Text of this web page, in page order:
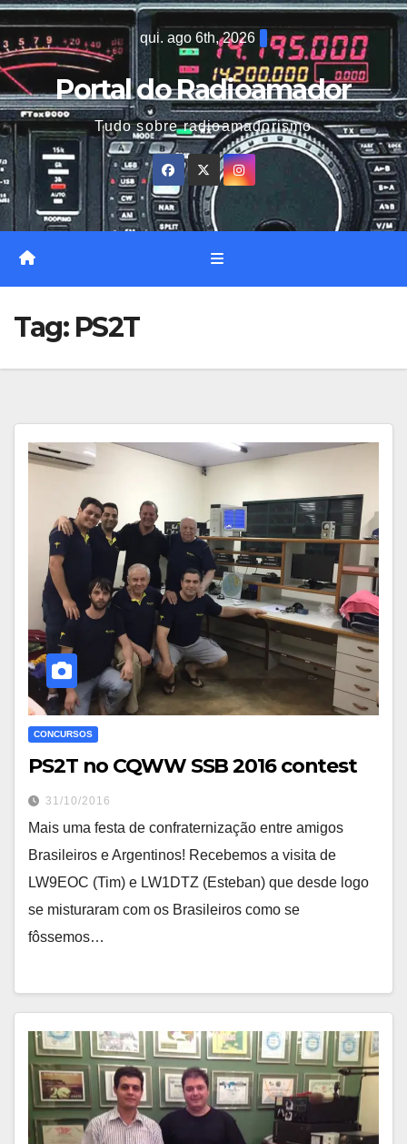
Skip
to
content
qui. ago 6th, 2026
Portal do Radioamador
Tudo sobre radioamadorismo
Tag: PS2T
CONCURSOS
PS2T no CQWW SSB 2016 contest
31/10/2016
Mais uma festa de confraternização entre amigos
Brasileiros e Argentinos! Recebemos a visita de
LW9EOC (Tim) e LW1DTZ (Esteban) que desde logo
se misturaram com os Brasileiros como se
fôssemos…